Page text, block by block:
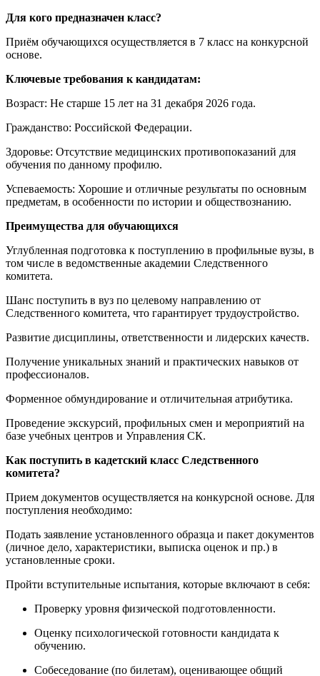
Для кого предназначен класс?
Приём обучающихся осуществляется в 7 класс на конкурсной
основе.
Ключевые требования к кандидатам:
Возраст: Не старше 15 лет на 31 декабря 2026 года.
Гражданство: Российской Федерации.
Здоровье: Отсутствие медицинских противопоказаний для
обучения по данному профилю.
Успеваемость: Хорошие и отличные результаты по основным
предметам, в особенности по истории и обществознанию.
Преимущества для обучающихся
Углубленная подготовка к поступлению в профильные вузы, в
том числе в ведомственные академии Следственного
комитета.
Шанс поступить в вуз по целевому направлению от
Следственного комитета, что гарантирует трудоустройство.
Развитие дисциплины, ответственности и лидерских качеств.
Получение уникальных знаний и практических навыков от
профессионалов.
Форменное обмундирование и отличительная атрибутика.
Проведение экскурсий, профильных смен и мероприятий на
базе учебных центров и Управления СК.
Как поступить в кадетский класс Следственного
комитета?
Прием документов осуществляется на конкурсной основе. Для
поступления необходимо:
Подать заявление установленного образца и пакет документов
(личное дело, характеристики, выписка оценок и пр.) в
установленные сроки.
Пройти вступительные испытания, которые включают в себя:
Проверку уровня физической подготовленности.
Оценку психологической готовности кандидата к
обучению.
Собеседование (по билетам), оценивающее общий